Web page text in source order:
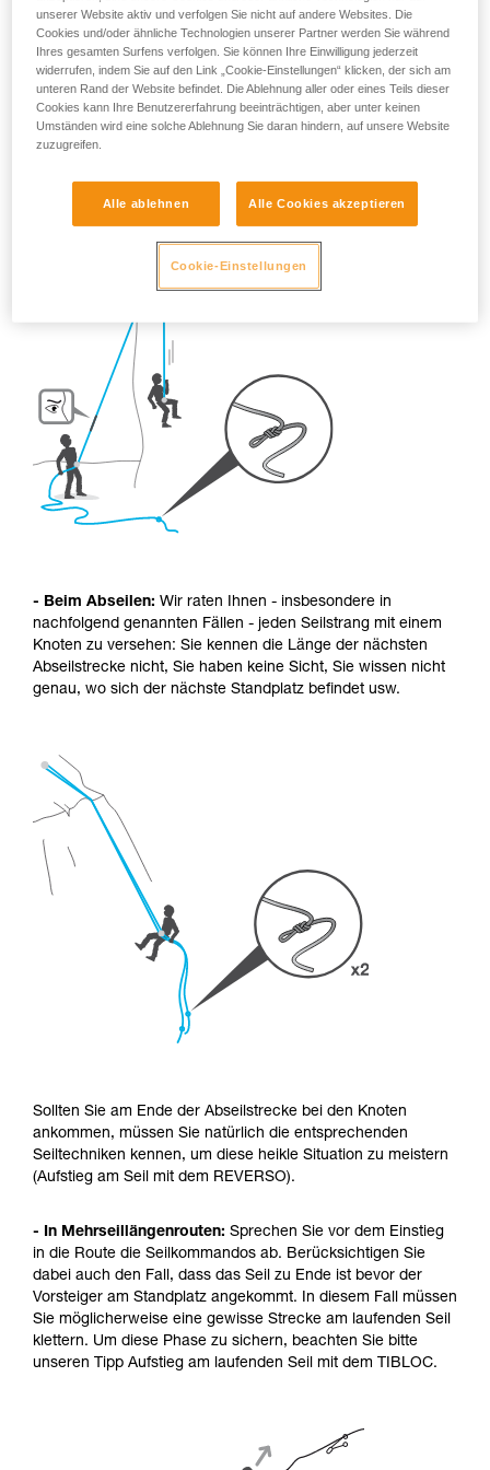
gewisse Vorsichtsmaßnahmen ergreifen.
Welche Vorsichtsmaßnahmen sind also in der Praxis
erforderlich?
- Beim Sportklettern: Machen Sie IMMER einen Knoten ins
Seilende.
- Beim Abseilen: Wir raten Ihnen - insbesondere in
nachfolgend genannten Fällen - jeden Seilstrang mit einem
Knoten zu versehen: Sie kennen die Länge der nächsten
Abseilstrecke nicht, Sie haben keine Sicht, Sie wissen nicht
genau, wo sich der nächste Standplatz befindet usw.
Sollten Sie am Ende der Abseilstrecke bei den Knoten
ankommen, müssen Sie natürlich die entsprechenden
Seiltechniken kennen, um diese heikle Situation zu meistern
(Aufstieg am Seil mit dem REVERSO).
- In Mehrseillängenrouten: Sprechen Sie vor dem Einstieg
in die Route die Seilkommandos ab. Berücksichtigen Sie
dabei auch den Fall, dass das Seil zu Ende ist bevor der
Vorsteiger am Standplatz angekommt. In diesem Fall müssen
Sie möglicherweise eine gewisse Strecke am laufenden Seil
klettern. Um diese Phase zu sichern, beachten Sie bitte
unseren Tipp Aufstieg am laufenden Seil mit dem TIBLOC.
unserer Website aktiv und verfolgen Sie nicht auf andere Websites. Die
Cookies und/oder ähnliche Technologien unserer Partner werden Sie während
Ihres gesamten Surfens verfolgen. Sie können Ihre Einwilligung jederzeit
widerrufen, indem Sie auf den Link „Cookie-Einstellungen“ klicken, der sich am
unteren Rand der Website befindet. Die Ablehnung aller oder eines Teils dieser
Cookies kann Ihre Benutzererfahrung beeinträchtigen, aber unter keinen
Umständen wird eine solche Ablehnung Sie daran hindern, auf unsere Website
zuzugreifen.
Alle ablehnen Alle Cookies akzeptieren
Cookie-Einstellungen